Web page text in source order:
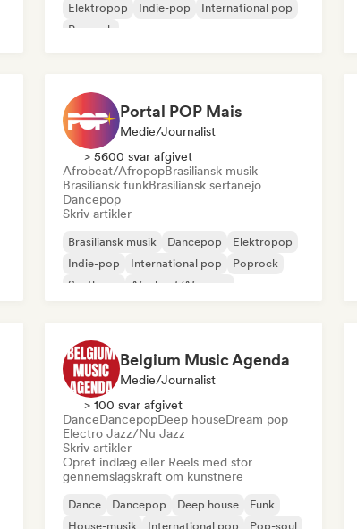
Elektropop
Indie-pop
International pop
Poprock
Portal POP Mais
Medie/journalist
> 5600 svar afgivet
Afrobeat/AfropopBrasiliansk musik
Brasiliansk funkBrasiliansk sertanejo
Dancepop
Skriv artikler
Brasiliansk musik Dancepop
Elektropop
Indie-pop
International pop
Poprock
Synthpop
Afrobeat/Afropop
Belgium Music Agenda
Medie/journalist
> 100 svar afgivet
DanceDancepopDeep houseDream pop
Electro Jazz/Nu Jazz
Skriv artikler
Opret indlæg eller Reels med stor
gennemslagskraft om kunstnere
Dance Dancepop Deep house
Funk
House-musik
International pop Pop-soul